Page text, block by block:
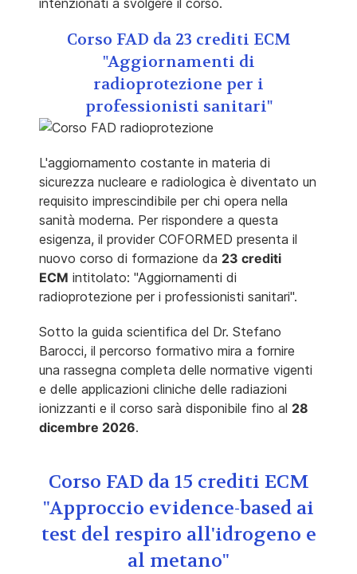
Corso FAD da 23 crediti ECM
"Aggiornamenti di
radioprotezione per i
professionisti sanitari"
L'aggiornamento costante in materia di
sicurezza nucleare e radiologica è diventato un
requisito imprescindibile per chi opera nella
sanità moderna. Per rispondere a questa
esigenza, il provider COFORMED presenta il
nuovo corso di formazione da 23 crediti
ECM intitolato: "Aggiornamenti di
radioprotezione per i professionisti sanitari".
Sotto la guida scientifica del Dr. Stefano
Barocci, il percorso formativo mira a fornire
una rassegna completa delle normative vigenti
e delle applicazioni cliniche delle radiazioni
ionizzanti e il corso sarà disponibile fino al 28
dicembre 2026.
Corso FAD da 15 crediti ECM
"Approccio evidence-based ai
test del respiro all'idrogeno e
al metano"